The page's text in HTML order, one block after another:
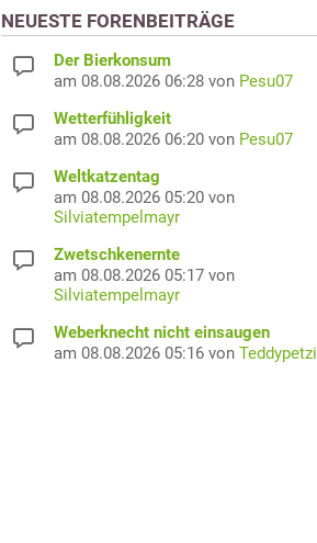
NEUESTE FORENBEITRÄGE
Der Bierkonsum
am 08.08.2026 06:28 von Pesu07
Wetterfühligkeit
am 08.08.2026 06:20 von Pesu07
Weltkatzentag
am 08.08.2026 05:20 von
Silviatempelmayr
Zwetschkenernte
am 08.08.2026 05:17 von
Silviatempelmayr
Weberknecht nicht einsaugen
am 08.08.2026 05:16 von Teddypetzi